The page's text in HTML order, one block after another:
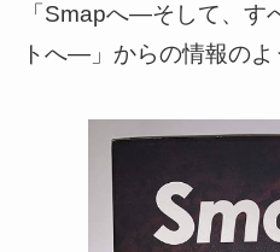
「Smapへ―そして、す
トへ―」からの情報のよ